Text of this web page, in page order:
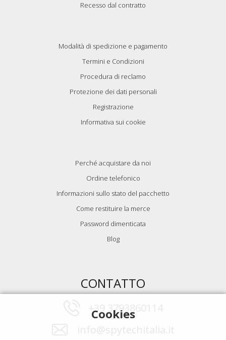
Recesso dal contratto
Modalità di spedizione e pagamento
Termini e Condizioni
Procedura di reclamo
Protezione dei dati personali
Registrazione
Informativa sui cookie
Perché acquistare da noi
Ordine telefonico
Informazioni sullo stato del pacchetto
Come restituire la merce
Password dimenticata
Blog
CONTATTO
+39 3793860114
Cookies